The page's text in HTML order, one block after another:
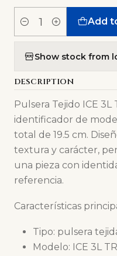
Quantity
Add
Show stock from
DESCRIPTION
Pulsera Tejido ICE
identificador de
total de 19.5 cm.
textura y carácter,
una pieza con
referencia.
Características
Tipo: pulsera
Modelo: ICE 3L